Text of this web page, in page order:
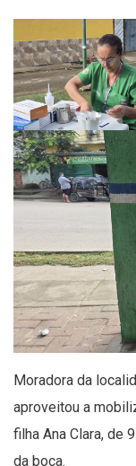
Moradora da
aproveitou a
filha Ana Clara, de
da boca.